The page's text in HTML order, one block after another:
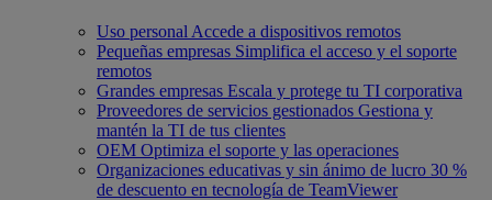
Uso personal Accede a dispositivos remotos
Pequeñas empresas Simplifica el acceso y el soporte
remotos
Grandes empresas Escala y protege tu TI corporativa
Proveedores de servicios gestionados Gestiona y
mantén la TI de tus clientes
OEM Optimiza el soporte y las operaciones
Organizaciones educativas y sin ánimo de lucro 30 %
de descuento en tecnología de TeamViewer